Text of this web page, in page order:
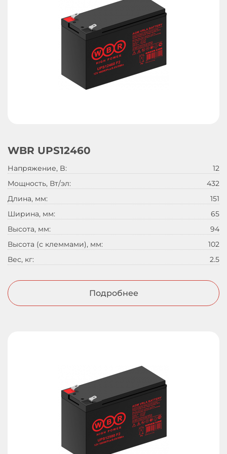
WBR UPS12460
Напряжение, B:
12
Мощность, Вт/эл:
432
Длина, мм:
151
Ширина, мм:
65
Высота, мм:
94
Высота (с клеммами), мм:
102
Вес, кг:
2.5
Подробнее